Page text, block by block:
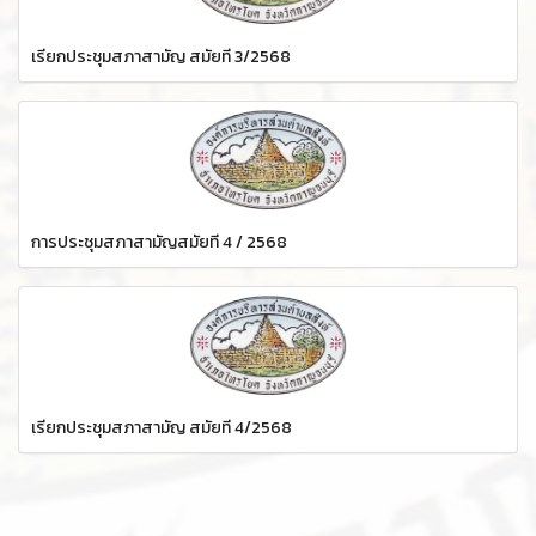
เรียกประชุมสภาสามัญ สมัยที่ 3/2568
การประชุมสภาสามัญสมัยที่ 4 / 2568
เรียกประชุมสภาสามัญ สมัยที่ 4/2568